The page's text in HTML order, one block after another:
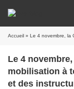
Accueil » Le 4 novembre, la CGT
Le 4
mobilisation à
et des